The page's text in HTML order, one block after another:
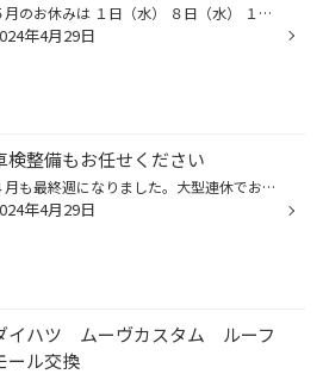
５月のお休みは １日（水） ８日（水） １５日（水） ２２日（水） ２９（水）です。 営業時間は 平日 １０：００～１９：００ （受け付けは閉店３０分前１８：３０まで） 日・祝 １０：００～１８：００（受け付けは閉店３０分前１７：３０まで） ５月もお客様のご来店をスタッフ一同お待ちしてお...
年4月29日
検整備もお任せください
４月も最終週になりました。大型連休でお休みに入られている方もいらっしゃると思います。 今年のGWは気温が高い日も多いようなので水分補給はしっかりとしてくださいね！ 当店タイヤ館瀬谷は車検の認証整備工場です。 毎月沢山のお車の車検整備を承っておりますが、車検満了日が２ヶ月以内に迫って...
年4月29日
イハツ ムーヴカスタム ルーフ
ール交換